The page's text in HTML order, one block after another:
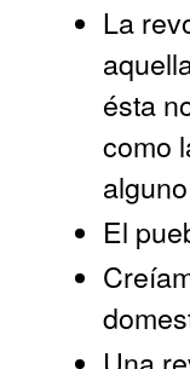
La
ésta
como
El